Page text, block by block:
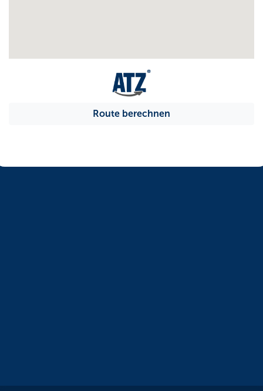
Route berechnen